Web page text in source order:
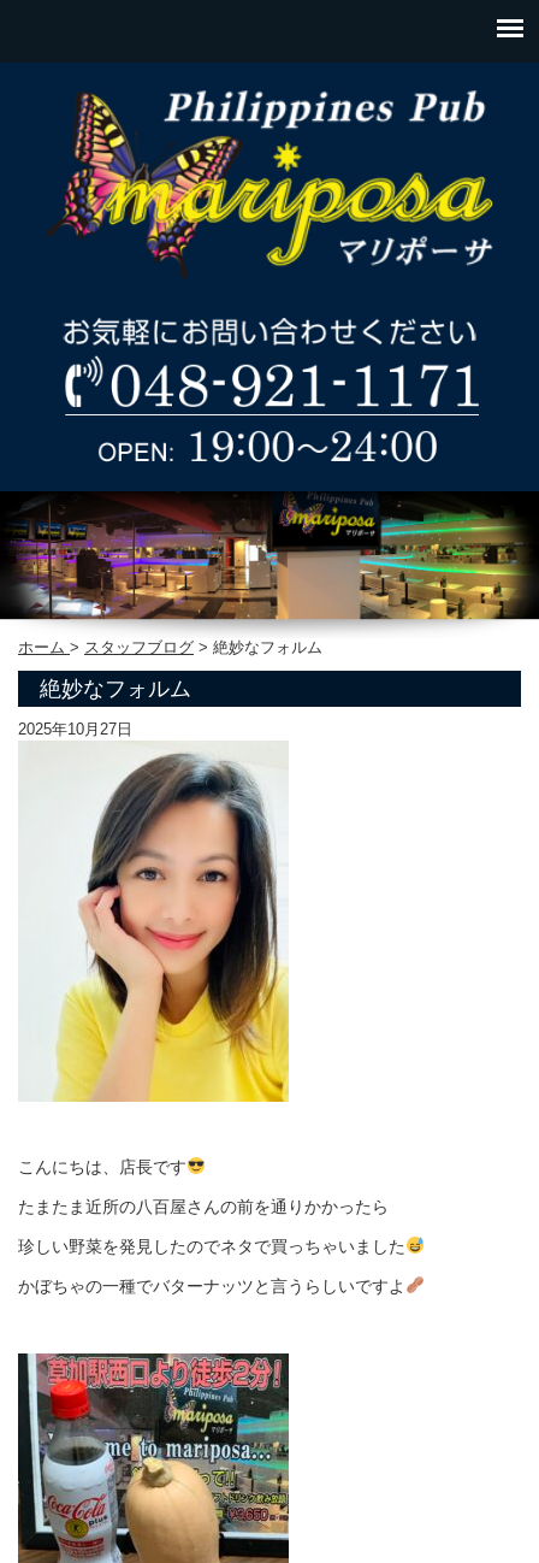
ホーム > スタッフブログ > 絶妙なフォルム
絶妙なフォルム
2025年10月27日
こんにちは、店長です
たまたま近所の八百屋さんの前を通りかかったら
珍しい野菜を発見したのでネタで買っちゃいました
かぼちゃの一種でバターナッツと言うらしいですよ